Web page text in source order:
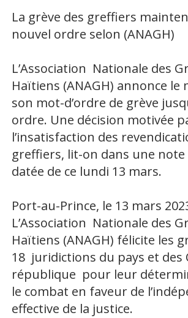
La grève des greffiers
nouvel ordre selon (ANAGH)
L’Association Nationale des
Haïtiens (ANAGH) annonce le
son mot-d’ordre de grève
ordre. Une décision motivée
l’insatisfaction des
greffiers, lit-on dans une note
datée de ce lundi 13 mars.
Port-au-Prince, le 13 mars
L’Association Nationale des
Haïtiens (ANAGH) félicite les
18 juridictions du pays et des
république pour leur
le combat en faveur de
effective de la justice.